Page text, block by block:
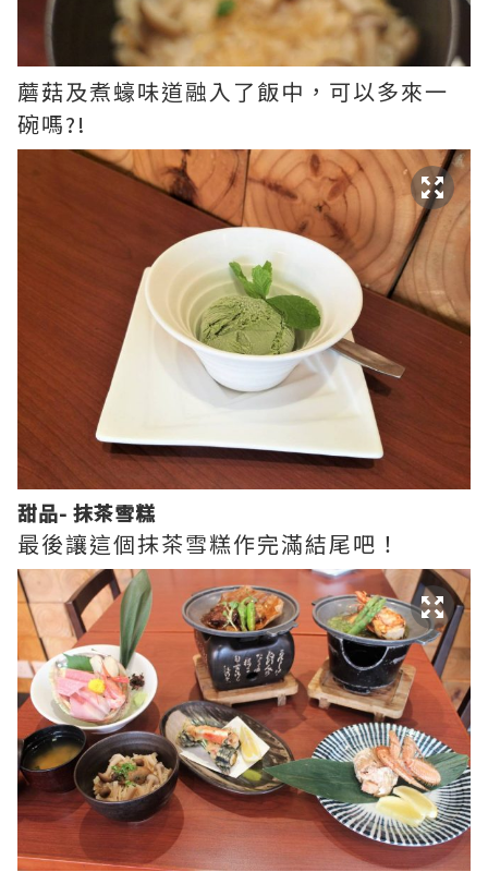
蘑菇及煮蠔味道融入了飯中，可以多來一
碗嗎?!
甜品- 抹茶雪糕
最後讓這個抹茶雪糕作完滿結尾吧！